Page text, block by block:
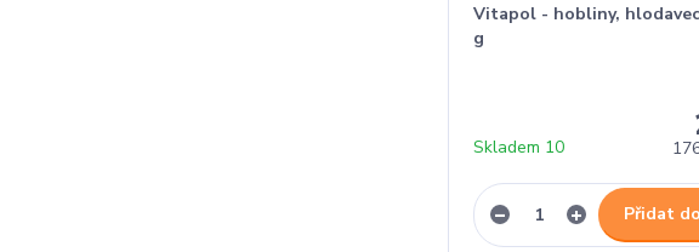
Vitapol - hobliny,
g
Skladem 10
Přidat